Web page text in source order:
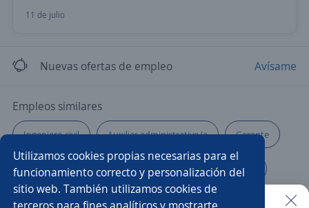
Utilizamos cookies propias necesarias para el
funcionamiento correcto y personalización del
sitio web. También utilizamos cookies de
11 de julio
Nuevas ofertas de empleo Avísame
Empleos similares
Ingeniero civil Auxiliar administrativo/a Gerente
Técnico/a Asesor/a de ventas Administrativa
Auxiliar contable Gerente de operaciones